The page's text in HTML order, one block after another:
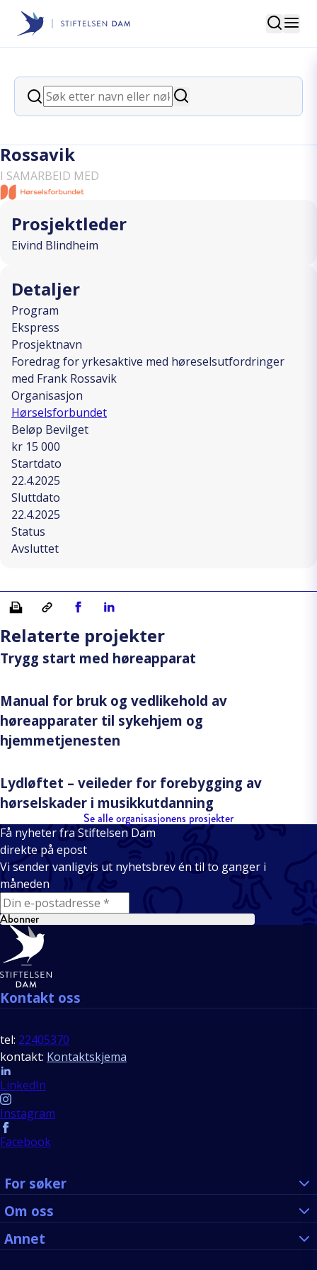
Stiftelsen Dam
Søk
Søk
Søk
back
Foredrag for yrkesaktive med
Rossavik
I SAMARBEID MED
Prosjektleder
Eivind Blindheim
Detaljer
Program
Ekspress
Prosjektnavn
Foredrag for yrkesaktive med høreselsutfordringer
med Frank Rossavik
Organisasjon
Hørselsforbundet
Beløp Bevilget
kr 15 000
Startdato
22.4.2025
Sluttdato
22.4.2025
Status
Avsluttet
Skriv ut Kopiera länkDel på Facebook
Del på Linkedin
Relaterte projekter
Trygg start med høreapparat
Manual for bruk og vedlikehold av
høreapparater til sykehjem og
hjemmetjenesten
Lydløftet – veileder for forebygging av
hørselskader i musikkutdanning
Se alle organisasjonens prosjekter
Få nyheter fra Stiftelsen Dam
direkte på epost
Vi sender vanligvis ut nyhetsbrev én til to ganger i
måneden
E-mail
Abonner
Bunntekst
Kontakt oss
tel: 22405370
kontakt: Kontaktskjema
Follow us
LinkedIn
Instagram
Facebook
For søker
Om oss
Annet